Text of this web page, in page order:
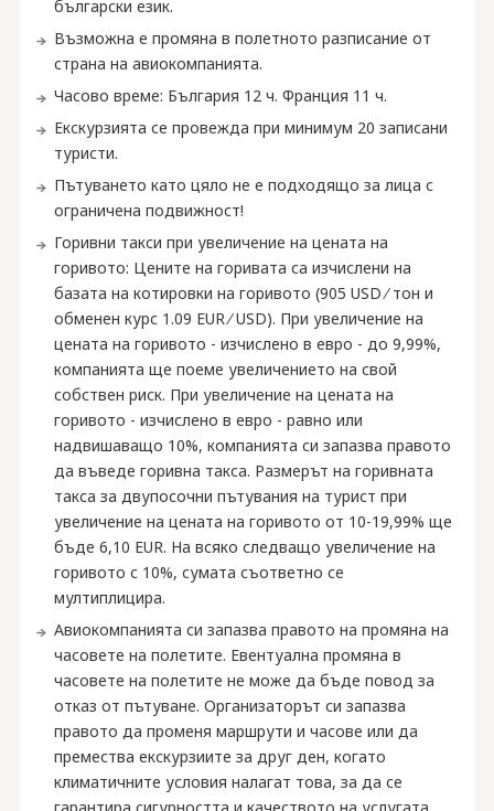
български език.
Възможна е промяна в полетното разписание от
страна на авиокомпанията.
Часово време: България 12 ч. Франция 11 ч.
Екскурзията се провежда при минимум 20 записани
туристи.
Пътуването като цяло не е подходящо за лица с
ограничена подвижност!
Горивни такси при увеличение на цената на
горивото: Цените на горивата са изчислени на
базата на котировки на горивото (905 USD ∕ тон и
обменен курс 1.09 EUR ∕ USD). При увеличение на
цената на горивото - изчислено в евро - до 9,99%,
компанията ще поеме увеличението на свой
собствен риск. При увеличение на цената на
горивото - изчислено в евро - равно или
надвишаващо 10%, компанията си запазва правото
да въведе горивна такса. Размерът на горивната
такса за двупосочни пътувания на турист при
увеличение на цената на горивото от 10-19,99% ще
бъде 6,10 EUR. На всяко следващо увеличение на
горивото с 10%, сумата съответно се
мултиплицира.
Авиокомпанията си запазва правото на промяна на
часовете на полетите. Евентуална промяна в
часовете на полетите не може да бъде повод за
отказ от пътуване. Организаторът си запазва
правото да променя маршрути и часове или да
премества екскурзиите за друг ден, когато
климатичните условия налагат това, за да се